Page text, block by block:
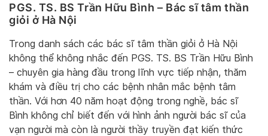
PGS. TS. BS Trần Hữu Bình – Bác sĩ tâm thần
giỏi ở Hà Nội
Trong danh sách các bác sĩ tâm thần giỏi ở Hà Nội
không thể không nhắc đến PGS. TS. BS Trần Hữu Bình
– chuyên gia hàng đầu trong lĩnh vực tiếp nhận, thăm
khám và điều trị cho các bệnh nhân mắc bệnh tâm
thần. Với hơn 40 năm hoạt động trong nghề, bác sĩ
Bình không chỉ biết đến với hình ảnh người bác sĩ của
vạn người mà còn là người thầy truyền đạt kiến thức